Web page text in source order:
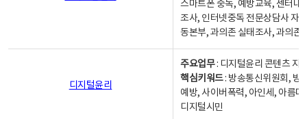
스마트폰 중독, 예방교육, 센터내
조사, 인터넷중독 전문상담사 자
동본부, 과의존 실태조사, 과의존
디지털윤리
주요업무: 디지털윤리 콘텐츠 지
핵심키워드: 방송통신위원회, 방
예방, 사이버폭력, 아인세, 아름
디지털시민